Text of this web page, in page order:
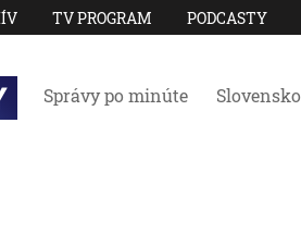
TV PROGRAM PODCASTY
Správy po minúte Slovensko